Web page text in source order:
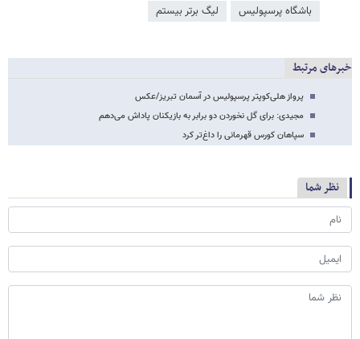
باشگاه پرسپولیس لیگ برتر بیستم
خبرهای مرتبط
پرواز هلی‌کوپتر پرسپولیس در آسمان تبریز/عکس
مجیدی: برای گل نخوردن دو برابر به بازیکنان پاداش می‌دهم
سپاهان کورس قهرمانی را داغ‌تر کرد
نظر شما